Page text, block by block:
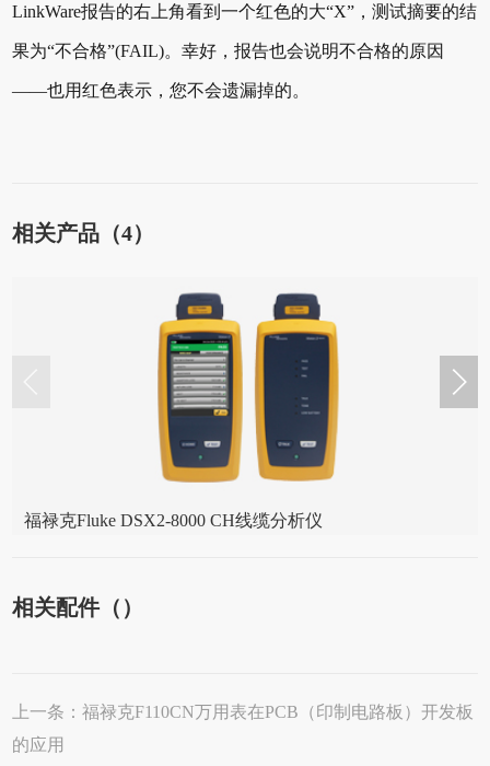
LinkWare报告的右上角看到一个红色的大“X”，测试摘要的结
果为“不合格”(FAIL)。幸好，报告也会说明不合格的原因
——也用红色表示，您不会遗漏掉的。
相关产品（4）
福禄克Fluke DSX2-8000 CH线缆分析仪
相关配件（）
上一条：福禄克F110CN万用表在PCB（印制电路板）开发板
的应用